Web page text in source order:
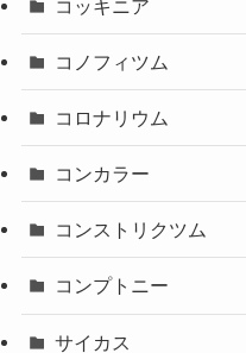
コッキニア
コノフィツム
コロナリウム
コンカラー
コンストリクツム
コンプトニー
サイカス